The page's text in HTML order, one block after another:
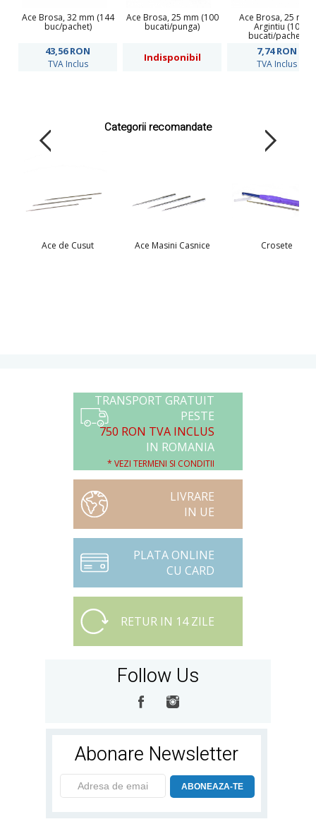
Ace Brosa, 32 mm (144
buc/pachet)
43,56RON
TVA Inclus
Ace Brosa, 25 mm (100
bucati/punga)
Indisponibil
Ace Brosa, 25 mm,
Argintiu (10
bucati/pachet)
7,74RON
TVA Inclus
Categorii recomandate
Ace de Cusut Ace Masini Casnice Crosete
TRANSPORT GRATUIT
PESTE
750 RON TVA INCLUS
IN ROMANIA
* VEZI TERMENI SI CONDITII
LIVRARE
IN UE
PLATA ONLINE
CU CARD
RETUR IN 14 ZILE
Follow Us
Abonare Newsletter
ABONEAZA-TE